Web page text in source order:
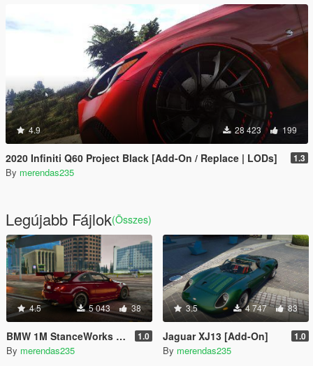
4.9 28 423 199
2020 Infiniti Q60 Project Black [Add-On / Replace | LODs] 1.3
By merendas235
Legújabb Fájlok(Összes)
4.5 5 043 38
BMW 1M StanceWorks [Add-On] 1.0
By merendas235
3.5 4 747 83
Jaguar XJ13 [Add-On] 1.0
By merendas235